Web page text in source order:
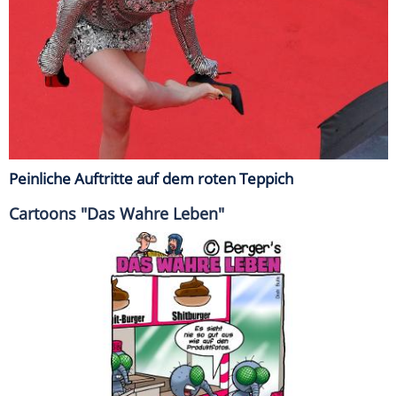
Peinliche Auftritte auf dem roten Teppich
Cartoons "Das Wahre Leben"